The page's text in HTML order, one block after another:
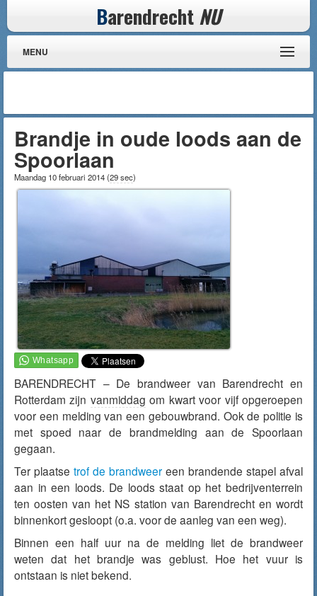
Barendrecht NU
MENU
Brandje in oude loods aan de
Spoorlaan
Maandag 10 februari 2014(29 sec)
BARENDRECHT – De brandweer van Barendrecht en
Rotterdam zijn vanmiddag om kwart voor vijf opgeroepen
voor een melding van een gebouwbrand. Ook de politie is
met spoed naar de brandmelding aan de Spoorlaan
gegaan.
Ter plaatse trof de brandweer een brandende stapel afval
aan in een loods. De loods staat op het bedrijventerrein
ten oosten van het NS station van Barendrecht en wordt
binnenkort gesloopt (o.a. voor de aanleg van een weg).
Binnen een half uur na de melding liet de brandweer
weten dat het brandje was geblust. Hoe het vuur is
ontstaan is niet bekend.